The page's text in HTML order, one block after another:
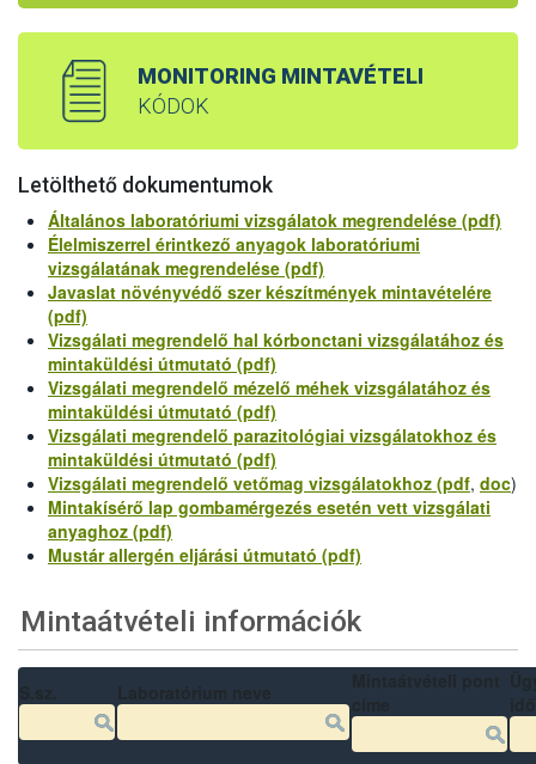
MONITORING MINTAVÉTELI
KÓDOK
Letölthető dokumentumok
Általános laboratóriumi vizsgálatok megrendelése (pdf)
Élelmiszerrel érintkező anyagok laboratóriumi
vizsgálatának megrendelése (pdf)
Javaslat növényvédő szer készítmények mintavételére
(pdf)
Vizsgálati megrendelő hal kórbonctani vizsgálatához és
mintaküldési útmutató (pdf)
Vizsgálati megrendelő mézelő méhek vizsgálatához és
mintaküldési útmutató (pdf)
Vizsgálati megrendelő parazitológiai vizsgálatokhoz és
mintaküldési útmutató (pdf)
Vizsgálati megrendelő vetőmag vizsgálatokhoz (pdf, doc)
Mintakísérő lap gombamérgezés esetén vett vizsgálati
anyaghoz (pdf)
Mustár allergén eljárási útmutató (pdf)
Mintaátvételi információk